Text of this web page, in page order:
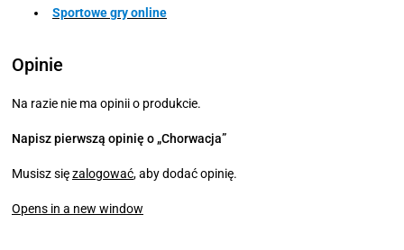
Sportowe gry online
Opinie
Na razie nie ma opinii o produkcie.
Napisz pierwszą opinię o „Chorwacja”
Musisz sięzalogować, aby dodać opinię.
Opens in a new window